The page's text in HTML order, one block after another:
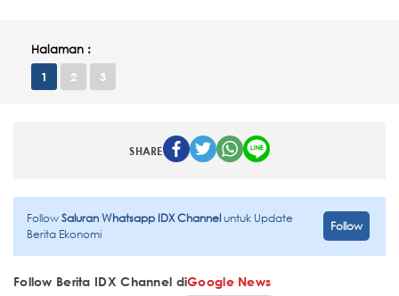
Halaman :
1 2 3
SHARE
FollowSaluran Whatsapp IDX Channeluntuk Update
Berita Ekonomi
Follow
Follow Berita IDX Channel diGoogle News